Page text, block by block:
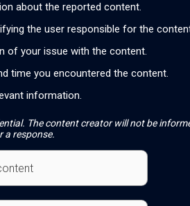
about the reported content.
the user responsible for the
of your issue with the content.
time you encountered the content.
information.
The content creator will not be
a response.